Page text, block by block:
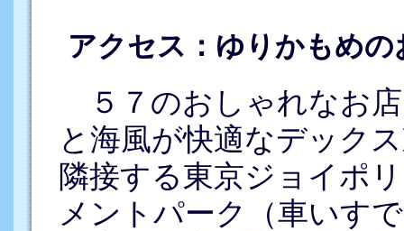
アクセス：ゆりかもめ
５７のおしゃれなお
と海風が快適なデック
隣接する東京ジョイポ
メントパーク（車いす